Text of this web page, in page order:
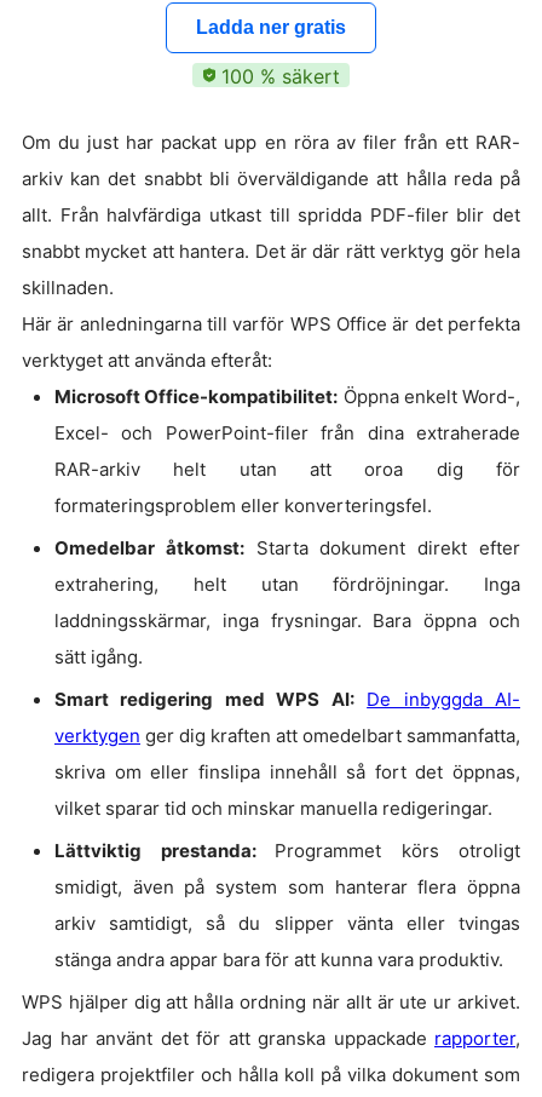
Ladda ner gratis
100 % säkert
Om du just har packat upp en röra av filer från ett RAR-
arkiv kan det snabbt bli överväldigande att hålla reda på
allt. Från halvfärdiga utkast till spridda PDF-filer blir det
snabbt mycket att hantera. Det är där rätt verktyg gör hela
skillnaden.
Här är anledningarna till varför WPS Office är det perfekta
verktyget att använda efteråt:
Microsoft Office-kompatibilitet: Öppna enkelt Word-,
Excel- och PowerPoint-filer från dina extraherade
RAR-arkiv helt utan att oroa dig för
formateringsproblem eller konverteringsfel.
Omedelbar åtkomst:Starta dokument direkt efter
extrahering, helt utan fördröjningar. Inga
laddningsskärmar, inga frysningar. Bara öppna och
sätt igång.
Smart redigering med WPS AI: De inbyggda AI-
verktygen ger dig kraften att omedelbart sammanfatta,
skriva om eller finslipa innehåll så fort det öppnas,
vilket sparar tid och minskar manuella redigeringar.
Lättviktig prestanda: Programmet körs otroligt
smidigt, även på system som hanterar flera öppna
arkiv samtidigt, så du slipper vänta eller tvingas
stänga andra appar bara för att kunna vara produktiv.
WPS hjälper dig att hålla ordning när allt är ute ur arkivet.
Jag har använt det för att granska uppackade rapporter,
redigera projektfiler och hålla koll på vilka dokument som